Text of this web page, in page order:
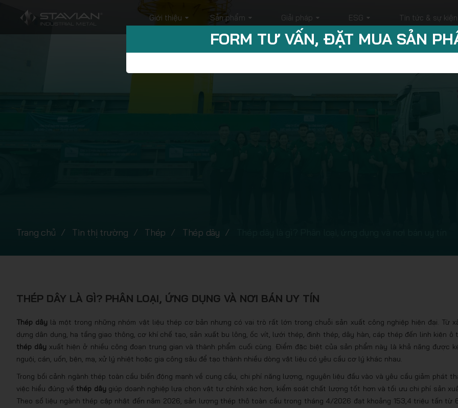
Giới thiệu Sản phẩm Giải pháp ESG Tin tức & sự kiện
Trang chủ Tin thị trường Thép Thép dây
THÉP DÂY LÀ GÌ? PHÂN LOẠI, ỨNG DỤNG VÀ NƠI BÁN UY TÍN
Thép dây là một trong những nhóm vật liệu thép cơ bản nhưng có vai trò rất lớn trong chuỗi sản xuất công nghiệp hiện đại. Từ
dựng dân dụng, hạ tầng giao thông, cơ khí chế tạo, sản xuất bu lông, ốc vít, lưới thép, đinh thép, dây hàn, cáp thép đến linh kiện ô
thép dây xuất hiện ở nhiều công đoạn trung gian và thành phẩm cuối cùng. Điểm đặc biệt của sản phẩm này là khả năng được
nguội, cán, uốn, bện, mạ, xử lý nhiệt hoặc gia công sâu để tạo thành nhiều dòng vật liệu có yêu cầu cơ lý khác nhau.
Trong bối cảnh ngành thép toàn cầu biến động mạnh về cung cầu, chi phí năng lượng, nguyên liệu đầu vào và yêu cầu giảm phát
việc hiểu đúng về thép dây giúp doanh nghiệp lựa chọn vật tư chính xác hơn, kiểm soát chất lượng tốt hơn và tối ưu chi phí sản
Theo số liệu ngành thép cập nhật đến năm 2026, sản lượng thép thô toàn cầu trong tháng 4/2026 đạt khoảng 153,4 triệu tấn từ
FORM TƯ VẤN, ĐẶT MUA SẢN